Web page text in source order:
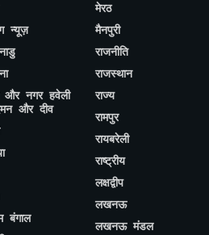
न्यूज़
और नगर हवेली
और दीव
बंगाल
मेरठ
मैनपुरी
राजनीति
राजस्थान
राज्य
रामपुर
रायबरेली
राष्ट्रीय
लक्षद्वीप
लखनऊ
लखनऊ मंडल